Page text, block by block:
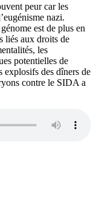
peur car les
nazi.
est de plus en
liés aux droits de
les
potentielles de
explosifs des dîners de
contre le SIDA a